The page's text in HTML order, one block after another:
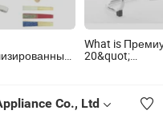
What is
20&quot;
Co., Ltd